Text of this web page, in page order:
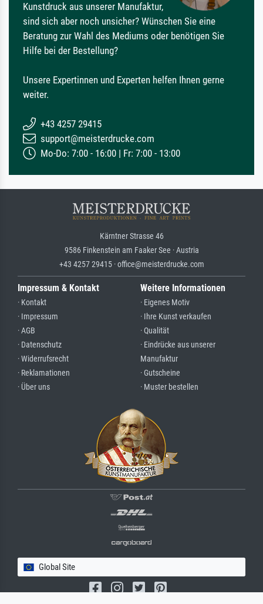
Kunstdruck aus unserer Manufaktur,
sind sich aber noch unsicher? Wünschen Sie eine
Beratung zur Wahl des Mediums oder benötigen Sie
Hilfe bei der Bestellung?
Unsere Expertinnen und Experten helfen Ihnen gerne
weiter.
+43 4257 29415
support@meisterdrucke.com
Mo-Do: 7:00 - 16:00 | Fr: 7:00 - 13:00
Kärntner Strasse 46
9586 Finkenstein am Faaker See · Austria
+43 4257 29415 · office@meisterdrucke.com
Impressum & Kontakt
· Kontakt
· Impressum
· AGB
· Datenschutz
· Widerrufsrecht
· Reklamationen
· Über uns
Weitere Informationen
· Eigenes Motiv
· Ihre Kunst verkaufen
· Qualität
· Eindrücke aus unserer
Manufaktur
· Gutscheine
· Muster bestellen
Global Site